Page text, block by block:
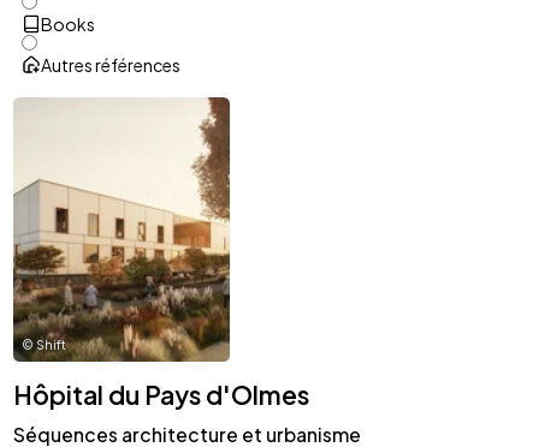
Books
Autres références
© Shift
Hôpital du Pays d'Olmes
Séquences architecture et urbanisme